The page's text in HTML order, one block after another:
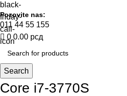
Pozovite nas:
011 44 55 155
0 0.00 рсд
Search
Core i7-3770S